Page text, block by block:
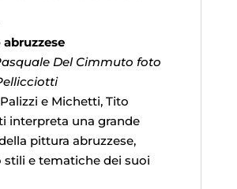
Del Cimmuto foto
e Michetti, Tito
interpreta una grande
pittura abruzzese,
stili e tematiche dei suoi